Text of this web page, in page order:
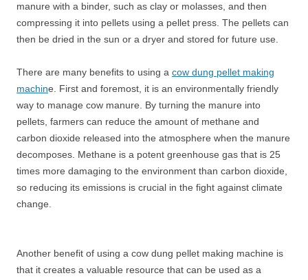
manure with a binder, such as clay or molasses, and then
compressing it into pellets using a pellet press. The pellets can
then be dried in the sun or a dryer and stored for future use.
There are many benefits to using a cow dung pellet making
machine. First and foremost, it is an environmentally friendly
way to manage cow manure. By turning the manure into
pellets, farmers can reduce the amount of methane and
carbon dioxide released into the atmosphere when the manure
decomposes. Methane is a potent greenhouse gas that is 25
times more damaging to the environment than carbon dioxide,
so reducing its emissions is crucial in the fight against climate
change.
Another benefit of using a cow dung pellet making machine is
that it creates a valuable resource that can be used as a